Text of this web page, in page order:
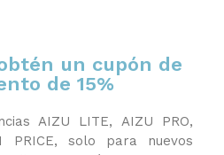
un cupón de
de 15%
AIZU LITE, AIZU PRO,
PRICE, solo para nuevos